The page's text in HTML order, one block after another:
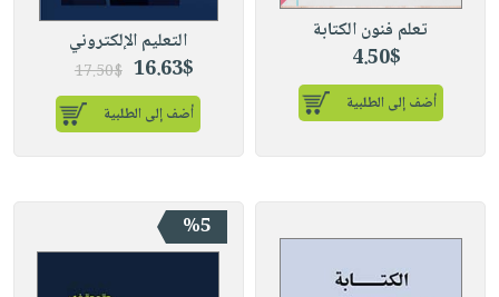
تعلم فنون الكتابة
4.50$
أضف إلى الطلبية
التعليم الإلكتروني
16.63$
17.50$
أضف إلى الطلبية
%5